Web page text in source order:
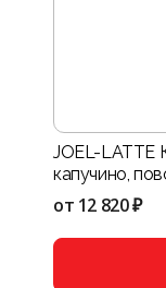
JOEL-LATTE
капучино,
от 12 820 ₽